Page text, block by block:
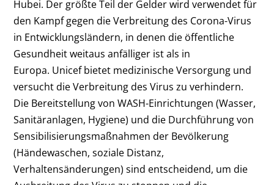
Hubei. Der größte Teil der Gelder wird verwendet für
den Kampf gegen die Verbreitung des Corona-Virus
in Entwicklungsländern, in denen die öffentliche
Gesundheit weitaus anfälliger ist als in
Europa. Unicef bietet medizinische Versorgung und
versucht die Verbreitung des Virus zu verhindern.
Die Bereitstellung von WASH-Einrichtungen (Wasser,
Sanitäranlagen, Hygiene) und die Durchführung von
Sensibilisierungsmaßnahmen der Bevölkerung
(Händewaschen, soziale Distanz,
Verhaltensänderungen) sind entscheidend, um die